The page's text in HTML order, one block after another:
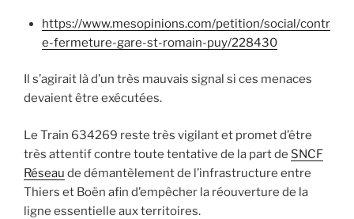
https://www.mesopinions.com/petition/social/contr
e-fermeture-gare-st-romain-puy/228430
Il s’agirait là d’un très mauvais signal si ces menaces
devaient être exécutées.
Le Train 634269 reste très vigilant et promet d’être
très attentif contre toute tentative de la part de SNCF
Réseau de démantèlement de l’infrastructure entre
Thiers et Boën afin d’empêcher la réouverture de la
ligne essentielle aux territoires.